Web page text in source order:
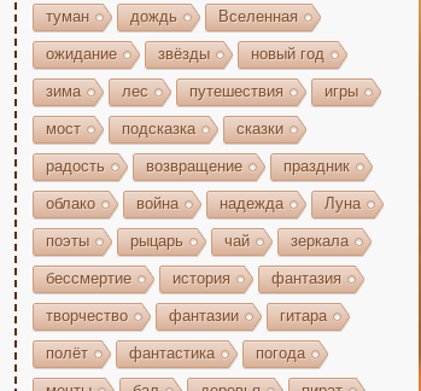
туман дождь Вселенная
ожидание звёзды новый год
зима лес путешествия игры
мост подсказка сказки
радость возвращение праздник
облако война надежда Луна
поэты рыцарь чай зеркала
бессмертие история фантазия
творчество фантазии гитара
полёт фантастика погода